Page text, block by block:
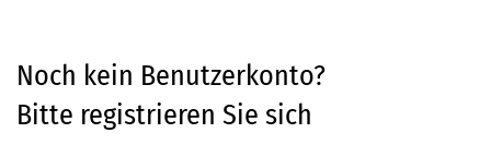
Noch kein Benutzerkonto?
Bitte registrieren Sie sich